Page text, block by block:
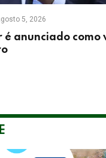
5, 2026
anunciado como